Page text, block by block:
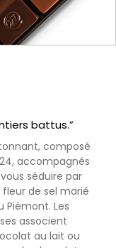
battus.”
composé
accompagnés
séduire par
de sel marié
Les
associent
au lait ou